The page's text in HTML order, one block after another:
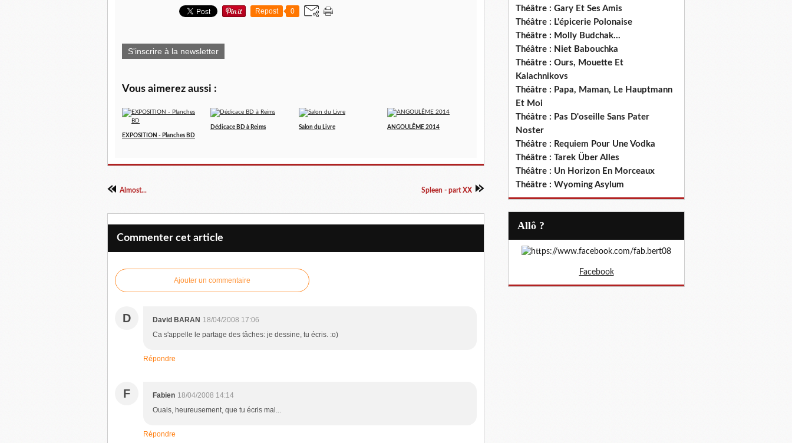
Repost 0
S'inscrire à la newsletter
Vous aimerez aussi :
EXPOSITION - Planches BD
Dédicace BD à Reims Salon du Livre ANGOULÊME 2014
Almost... Spleen - part XX
Commenter cet article
Ajouter un commentaire
D David BARAN 18/04/2008 17:06
Ca s'appelle le partage des tâches: je dessine, tu écris. :o)
Répondre
F Fabien 18/04/2008 14:14
Ouais, heureusement, que tu écris mal...
Répondre
Théâtre : Gary Et Ses Amis
Théâtre : L'épicerie Polonaise
Théâtre : Molly Budchak...
Théâtre : Niet Babouchka
Théâtre : Ours, Mouette Et
Kalachnikovs
Théâtre : Papa, Maman, Le Hauptmann
Et Moi
Théâtre : Pas D'oseille Sans Pater
Noster
Théâtre : Requiem Pour Une Vodka
Théâtre : Tarek Über Alles
Théâtre : Un Horizon En Morceaux
Théâtre : Wyoming Asylum
Allô ?
Facebook